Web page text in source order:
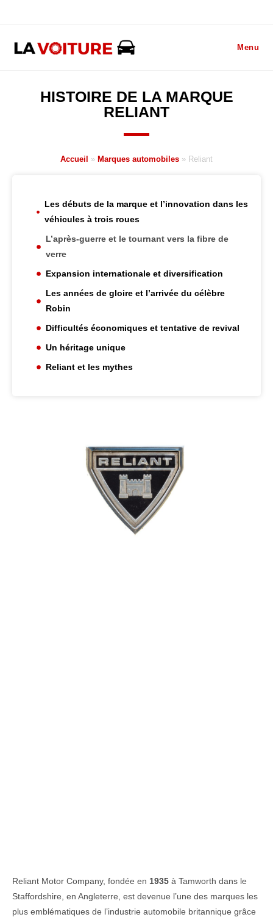
Menu
HISTOIRE DE LA MARQUE
RELIANT
Accueil » Marques automobiles » Reliant
Les débuts de la marque et l’innovation dans les
véhicules à trois roues
L’après-guerre et le tournant vers la fibre de
verre
Expansion internationale et diversification
Les années de gloire et l’arrivée du célèbre
Robin
Difficultés économiques et tentative de revival
Un héritage unique
Reliant et les mythes
Reliant Motor Company, fondée en 1935 à Tamworth dans le
Staffordshire, en Angleterre, est devenue l’une des marques les
plus emblématiques de l’industrie automobile britannique grâce